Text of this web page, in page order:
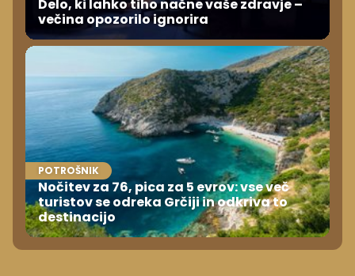
Delo, ki lahko tiho načne vaše zdravje –
večina opozorilo ignorira
POTROŠNIK
Nočitev za 76, pica za 5 evrov: vse več
turistov se odreka Grčiji in odkriva to
destinacijo